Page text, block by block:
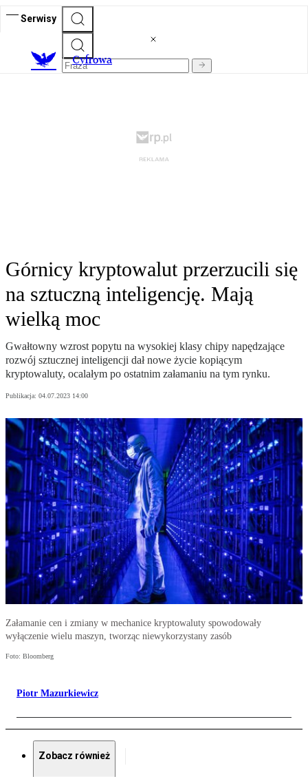
Serwisy
Cyfrowa
Górnicy kryptowalut przerzucili się
na sztuczną inteligencję. Mają
wielką moc
Gwałtowny wzrost popytu na wysokiej klasy chipy napędzające
rozwój sztucznej inteligencji dał nowe życie kopiącym
kryptowaluty, ocalałym po ostatnim załamaniu na tym rynku.
Publikacja: 04.07.2023 14:00
Załamanie cen i zmiany w mechanice kryptowaluty spowodowały
wyłączenie wielu maszyn, tworząc niewykorzystany zasób
Foto: Bloomberg
Piotr Mazurkiewicz
Zobacz również